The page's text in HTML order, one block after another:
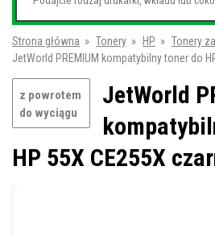
Strona główna » Tonery » HP » Tonery
JetWorld PREMIUM kompatybilny toner do
z powrotem
do wyciągu
JetWorld
HP 55X CE255X